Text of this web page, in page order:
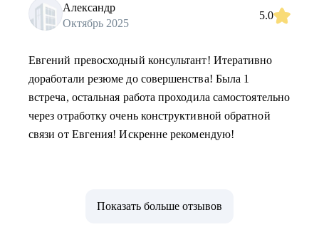
Александр
Октябрь 2025
5.0
Евгений превосходный консультант! Итеративно
доработали резюме до совершенства! Была 1
встреча, остальная работа проходила самостоятельно
через отработку очень конструктивной обратной
связи от Евгения! Искренне рекомендую!
Показать больше отзывов